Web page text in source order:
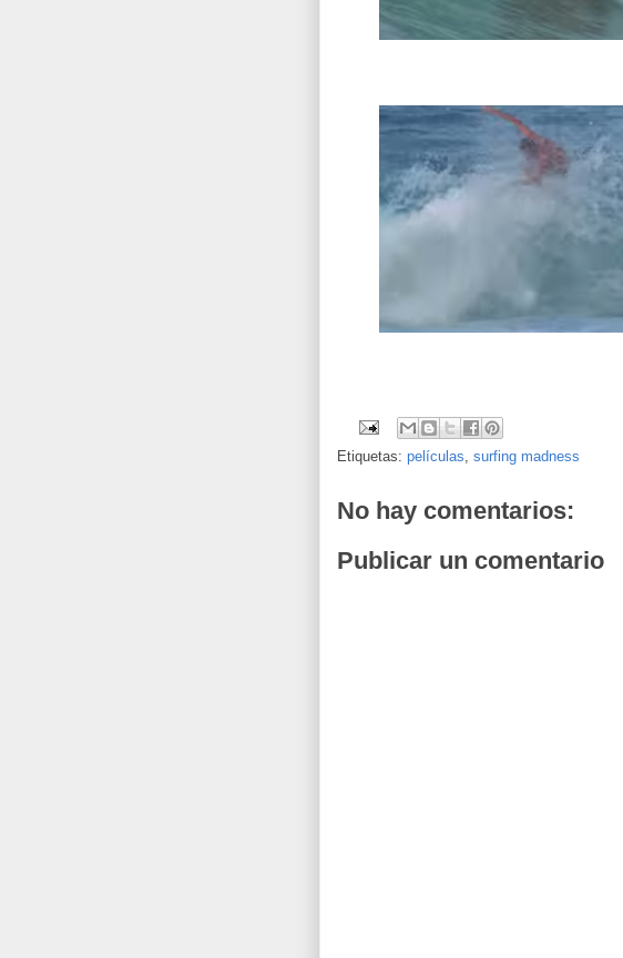
Etiquetas: películas surfing madness
No hay comentarios:
Publicar un comentario